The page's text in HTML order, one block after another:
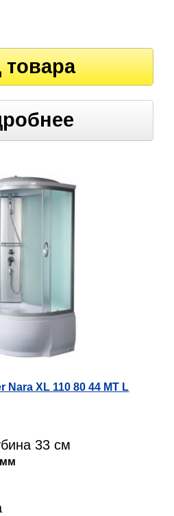
товара
Nara XL 110 80 44 МТ L
33 см